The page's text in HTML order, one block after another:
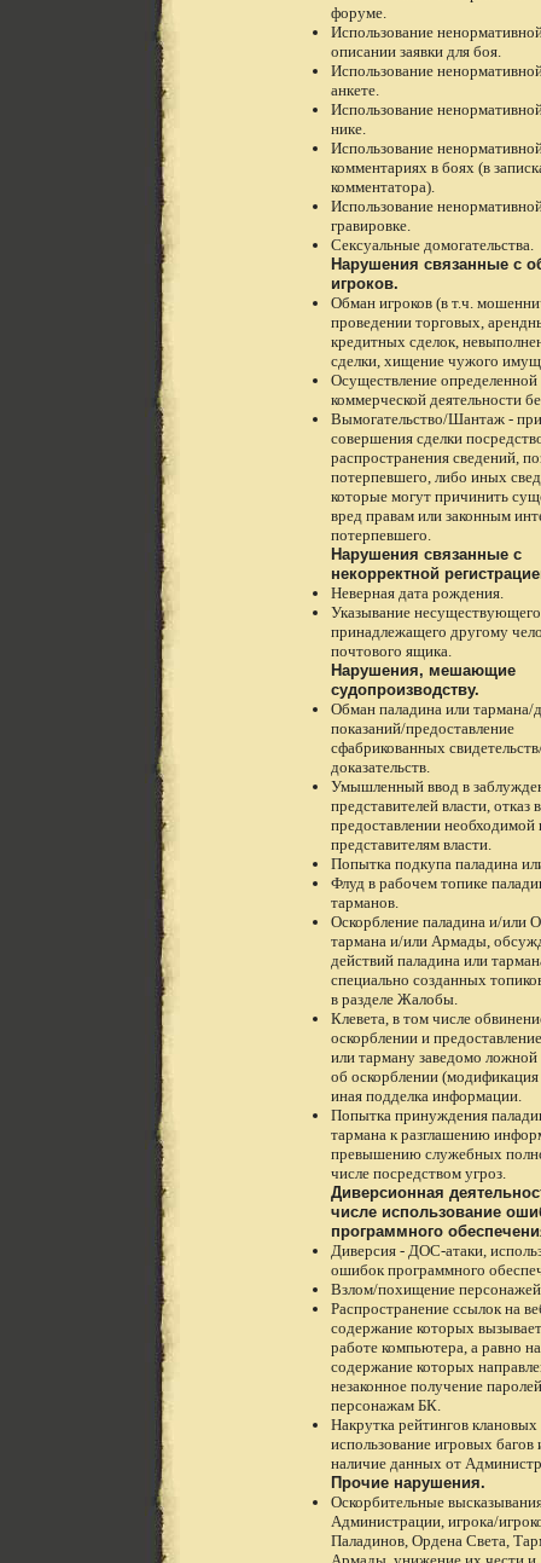
форуме.
Использование
описании заявки для боя.
Использование
анкете.
Использование
нике.
Использование
комментариях в боях (в
комментатора).
Использование
гравировке.
Сексуальные домогательства.
Нарушения связанные с
игроков.
Обман игроков (в т.ч.
проведении торговых,
кредитных сделок,
сделки, хищение чужого
Осуществление определенной
коммерческой деятельности
Вымогательство/Шантаж -
совершения сделки
распространения сведений,
потерпевшего, либо иных
которые могут причинить
вред правам или законным
потерпевшего.
Нарушения связанные с
некорректной
Неверная дата рождения.
Указывание
принадлежащего другому
почтового ящика.
Нарушения, мешающие
судопроизводству.
Обман паладина или тармана/
показаний/предоставление
сфабрикованных
доказательств.
Умышленный ввод в
представителей власти, отказ в
предоставлении
представителям власти.
Попытка подкупа паладина
Флуд в рабочем топике
тарманов.
Оскорбление паладина и/или
тармана и/или Армады,
действий паладина или
специально созданных
в разделе Жалобы.
Клевета, в том числе
оскорблении и
или тарману заведомо
об оскорблении
иная подделка информации.
Попытка принуждения
тармана к разглашению
превышению служебных
числе посредством угроз.
Диверсионная
числе использование
программного
Диверсия - ДОС-атаки,
ошибок программного
Взлом/похищение
Распространение ссылок на
содержание которых
работе компьютера, а равно
содержание которых
незаконное получение
персонажам БК.
Накрутка рейтингов клановых
использование игровых багов
наличие данных от
Прочие нарушения.
Оскорбительные
Администрации, игрока/
Паладинов, Ордена Света,